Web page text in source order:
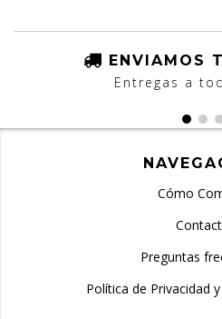
ENVIAMOS
Entregas a
Cómo
Preguntas
Política de Privacidad